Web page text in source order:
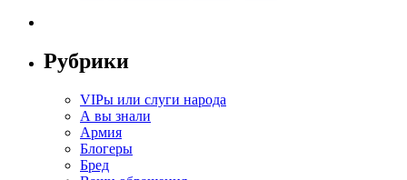
Рубрики
VIPы или слуги народа
А вы знали
Армия
Блогеры
Бред